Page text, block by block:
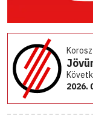
2026.